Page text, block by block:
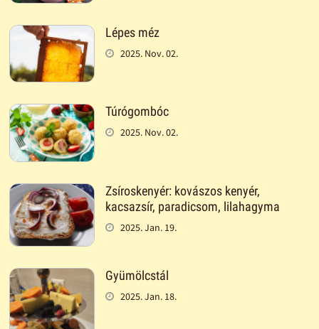
Lépes méz
2025. Nov. 02.
Túrógombóc
2025. Nov. 02.
Zsíroskenyér: kovászos kenyér,
kacsazsír, paradicsom, lilahagyma
2025. Jan. 19.
Gyümölcstál
2025. Jan. 18.